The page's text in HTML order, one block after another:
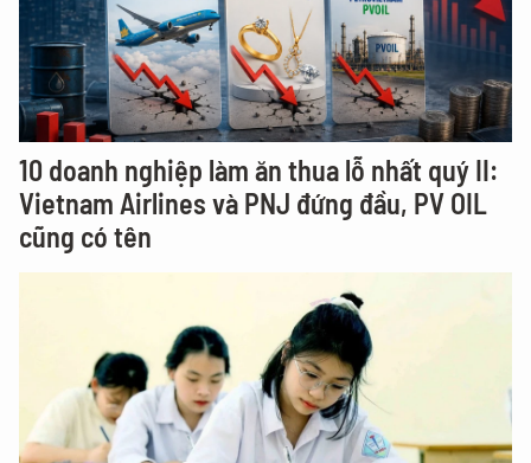
10 doanh nghiệp làm ăn thua lỗ nhất quý II:
Vietnam Airlines và PNJ đứng đầu, PV OIL
cũng có tên